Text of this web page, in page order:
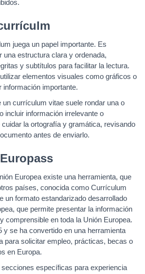
juega un papel importante. Es
una estructura clara y ordenada,
y subtítulos para facilitar la lectura.
elementos visuales como gráficos o
información importante.
un currículum vitae suele rondar una o
incluir información irrelevante o
cuidar la ortografía y gramática, revisando
antes de enviarlo.
Europea existe una herramienta, que
países, conocida como Currículum
un formato estandarizado desarrollado
que permite presentar la información
comprensible en toda la Unión Europea.
y se ha convertido en una herramienta
para solicitar empleo, prácticas, becas o
en Europa.
específicas para experiencia